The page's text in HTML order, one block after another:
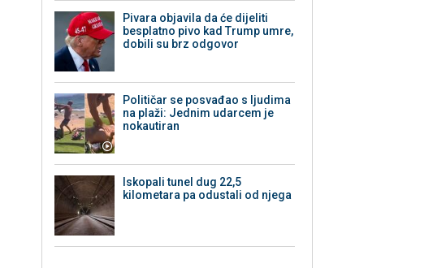
Pivara objavila da će dijeliti
besplatno pivo kad Trump umre,
dobili su brz odgovor
Političar se posvađao s ljudima
na plaži: Jednim udarcem je
nokautiran
Iskopali tunel dug 22,5
kilometara pa odustali od njega